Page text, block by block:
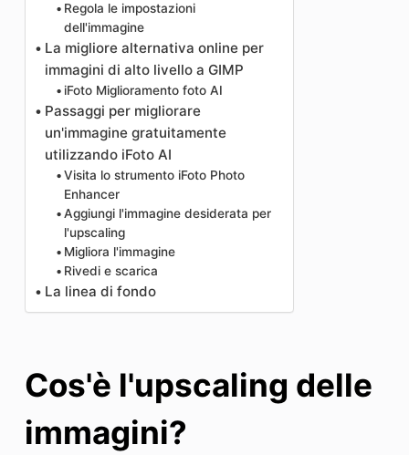
Regola le impostazioni
dell'immagine
La migliore alternativa online per
immagini di alto livello a GIMP
iFoto Miglioramento foto AI
Passaggi per migliorare
un'immagine gratuitamente
utilizzando iFoto AI
Visita lo strumento iFoto Photo
Enhancer
Aggiungi l'immagine desiderata per
l'upscaling
Migliora l'immagine
Rivedi e scarica
La linea di fondo
Cos'è l'upscaling delle
immagini?